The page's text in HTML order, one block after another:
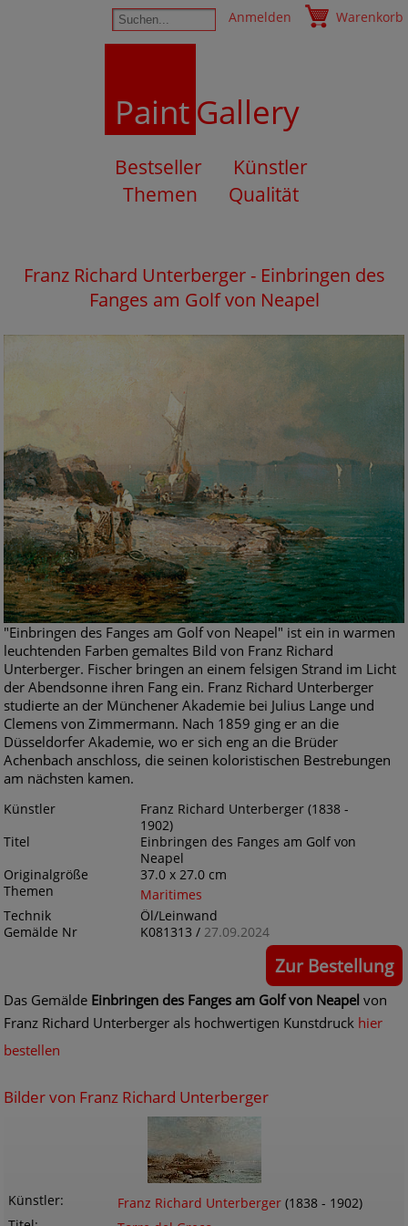
Anmelden Warenkorb
PaintGallery
Bestseller
Künstler
Themen
Qualität
Franz Richard Unterberger - Einbringen des
Fanges am Golf von Neapel
"Einbringen des Fanges am Golf von Neapel" ist ein in warmen
leuchtenden Farben gemaltes Bild von Franz Richard
Unterberger. Fischer bringen an einem felsigen Strand im Licht
der Abendsonne ihren Fang ein. Franz Richard Unterberger
studierte an der Münchener Akademie bei Julius Lange und
Clemens von Zimmermann. Nach 1859 ging er an die
Düsseldorfer Akademie, wo er sich eng an die Brüder
Achenbach anschloss, die seinen koloristischen Bestrebungen
am nächsten kamen.
Künstler
Franz Richard Unterberger (1838 -
1902)
Titel
Einbringen des Fanges am Golf von
Neapel
Originalgröße
37.0 x 27.0 cm
Themen
Maritimes
Technik
Öl/Leinwand
Gemälde Nr
K081313 / 27.09.2024
Zur Bestellung
Das Gemälde Einbringen des Fanges am Golf von Neapel von
Franz Richard Unterberger als hochwertigen Kunstdruck hier
bestellen
Bilder von Franz Richard Unterberger
Künstler Franz Richard Unterberger (1838 - 1902)